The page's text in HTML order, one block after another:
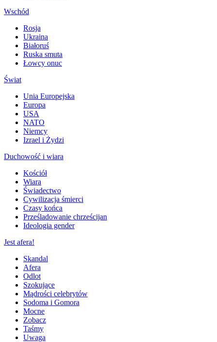
Wschód
Rosja
Ukraina
Białoruś
Ruska smuta
Łowcy onuc
Świat
Unia Europejska
Europa
USA
NATO
Niemcy
Izrael i Żydzi
Duchowość i wiara
Kościół
Wiara
Świadectwo
Cywilizacja śmierci
Czasy końca
Prześladowanie chrześcijan
Ideologia gender
Jest afera!
Skandal
Afera
Odlot
Szokujące
Mądrości celebrytów
Sodoma i Gomora
Mocne
Zobacz
Taśmy
Uwaga